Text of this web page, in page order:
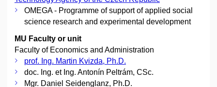
OMEGA - Programme of support of applied social
science research and experimental development
MU Faculty or unit
Faculty of Economics and Administration
prof. Ing. Martin Kvizda, Ph.D.
doc. Ing. et Ing. Antonín Peltrám, CSc.
Mgr. Daniel Seidenglanz, Ph.D.